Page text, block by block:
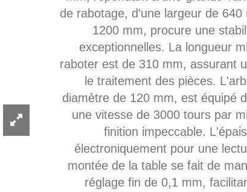
de rabotage, d'une largeur de
1200 mm, procure une
exceptionnelles. La longueur
raboter est de 310 mm, assurant
le traitement des pièces.
diamètre de 120 mm, est équipé
une vitesse de 3000 tours par
finition impeccable.
électroniquement pour une
montée de la table se fait de
réglage fin de 0,1 mm,